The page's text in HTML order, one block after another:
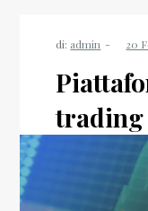
di: admin